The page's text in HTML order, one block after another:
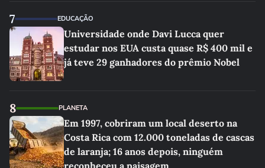
7 EDUCAÇÃO
Universidade onde Davi Lucca quer
estudar nos EUA custa quase R$ 400 mil e
já teve 29 ganhadores do prêmio Nobel
8 PLANETA
Em 1997, cobriram um local deserto na
Costa Rica com 12.000 toneladas de cascas
de laranja; 16 anos depois, ninguém
reconheceu a paisagem